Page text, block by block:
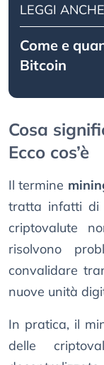
LEGGI ANCHE
Come e
Bitcoin
Cosa
Ecco cos’è
Il termine
tratta infatti di
criptovalute
risolvono
convalidare
nuove unità
In pratica, il
delle